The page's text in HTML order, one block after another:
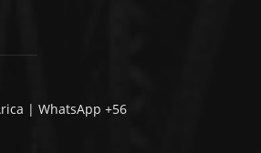
| WhatsApp +56